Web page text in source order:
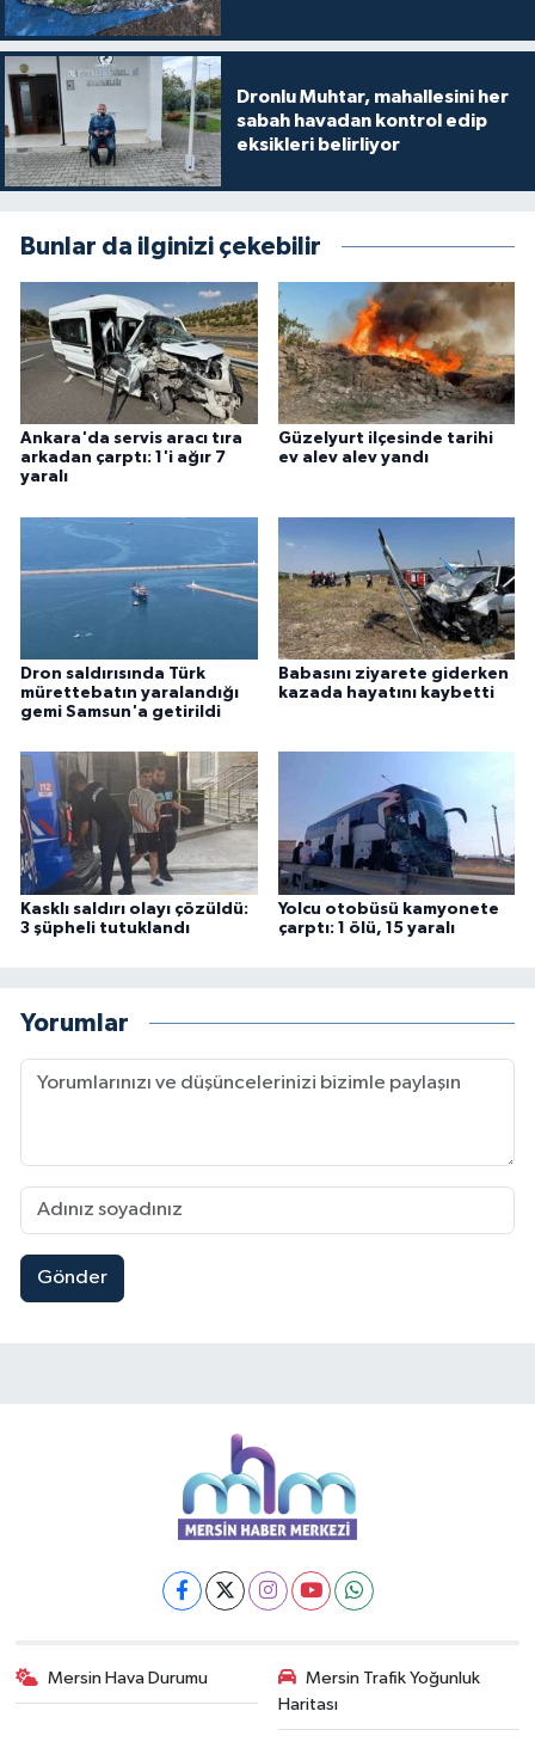
Dronlu Muhtar, mahallesini her
sabah havadan kontrol edip
eksikleri belirliyor
Bunlar da ilginizi çekebilir
Ankara'da servis aracı tıra
arkadan çarptı: 1'i ağır 7
yaralı
Güzelyurt ilçesinde tarihi
ev alev alev yandı
Dron saldırısında Türk
mürettebatın yaralandığı
gemi Samsun'a getirildi
Babasını ziyarete giderken
kazada hayatını kaybetti
Kasklı saldırı olayı çözüldü:
3 şüpheli tutuklandı
Yolcu otobüsü kamyonete
çarptı: 1 ölü, 15 yaralı
Yorumlar
Gönder
Mersin Hava Durumu
Mersin Trafik Yoğunluk
Haritası